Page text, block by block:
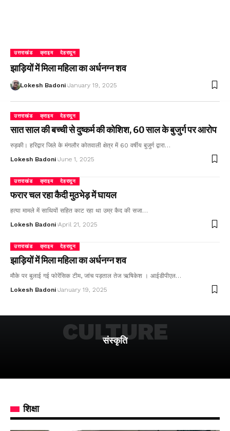
उत्तराखंड क्राइम देहरादून
झाड़ियों में मिला महिला का अर्धनग्न शव
Lokesh Badoni January 19, 2025
उत्तराखंड क्राइम देहरादून
सात साल की बच्ची से दुष्कर्म की कोशिश, 60 साल के बुजुर्ग पर आरोप
रुड़की। हरिद्वार जिले के मंगलौर कोतवाली क्षेत्र में 60 वर्षीय बुजुर्ग द्वारा…
Lokesh Badoni June 1, 2025
उत्तराखंड क्राइम देहरादून
फरार चल रहा कैदी मुठभेड़ में घायल
हत्या मामले में साथियों सहित काट रहा था उम्र कैद की सजा…
Lokesh Badoni April 21, 2025
उत्तराखंड क्राइम देहरादून
झाड़ियों में मिला महिला का अर्धनग्न शव
मौके पर बुलाई गई फोरेंसिक टीम, जांच पड़ताल तेज ऋषिकेश । आईडीपीएल…
Lokesh Badoni January 19, 2025
संस्कृति
CULTURE
शिक्षा